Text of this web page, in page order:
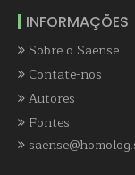
INFORMAÇÕES
Sobre o Saense
Contate-nos
Autores
Fontes